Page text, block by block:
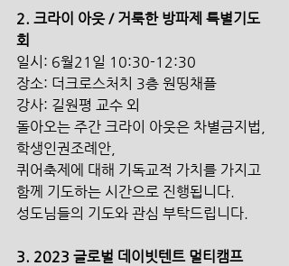
2. 크라이 아웃 / 거룩한 방파제 특별기도
회
일시: 6월21일 10:30-12:30
장소: 더크로스처치 3층 원띵채플
강사: 길원평 교수 외
돌아오는 주간 크라이 아웃은 차별금지법,
학생인권조례안,
퀴어축제에 대해 기독교적 가치를 가지고
함께 기도하는 시간으로 진행됩니다.
성도님들의 기도와 관심 부탁드립니다.
3. 2023 글로벌 데이빗텐트 멀티캠프